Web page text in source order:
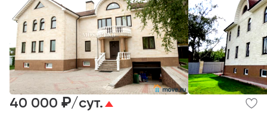
Аренда
Дома и дачи 1 Коттеджи на сутки 2
Посуточно
Коттеджи на сутки 2
40 000 ₽/сут.